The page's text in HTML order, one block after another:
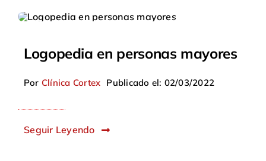
Logopedia en personas mayores
Por Clínica Cortex Publicado el: 02/03/2022
Seguir Leyendo